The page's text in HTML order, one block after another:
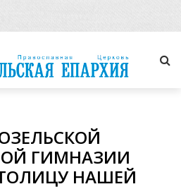
ГИМНАЗИИ
НАШЕЙ